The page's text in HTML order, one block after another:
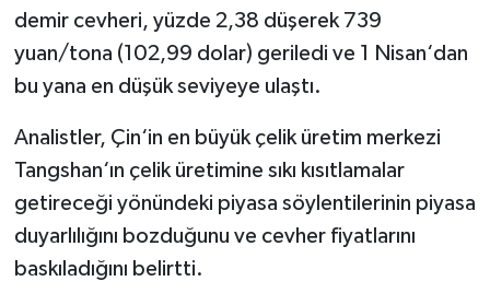
demir cevheri, yüzde 2,38 düşerek 739
yuan/tona (102,99 dolar) geriledi ve 1 Nisan‘dan
bu yana en düşük seviyeye ulaştı.
Analistler, Çin‘in en büyük çelik üretim merkezi
Tangshan‘ın çelik üretimine sıkı kısıtlamalar
getireceği yönündeki piyasa söylentilerinin piyasa
duyarlılığını bozduğunu ve cevher fiyatlarını
baskıladığını belirtti.